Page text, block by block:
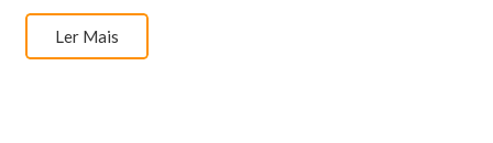
Ler Mais